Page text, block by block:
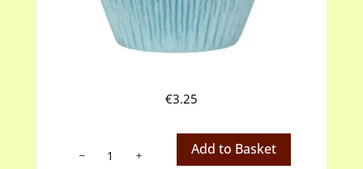
€3.25
Add to Basket